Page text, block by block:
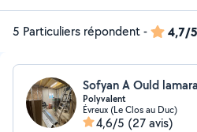
5 Particuliers répondent- 4,7/5
Sofyan A Ould lamara
Polyvalent
Évreux (Le Clos au Duc)
4,6/5 (27 avis)